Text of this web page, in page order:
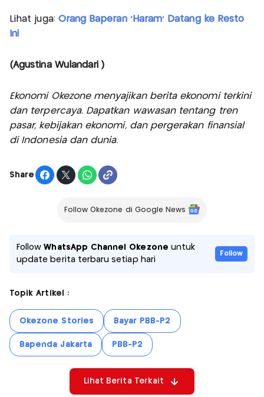
Lihat juga: Orang Baperan 'Haram' Datang ke Resto
Ini
(Agustina Wulandari )
Ekonomi Okezone menyajikan berita ekonomi terkini
dan terpercaya. Dapatkan wawasan tentang tren
pasar, kebijakan ekonomi, dan pergerakan finansial
di Indonesia dan dunia.
Share
Follow Okezone di Google News
FollowWhatsApp Channel Okezone untuk
update berita terbaru setiap hari
Follow
Topik Artikel :
Okezone Stories Bayar PBB-P2
Bapenda Jakarta PBB-P2
Lihat Berita Terkait